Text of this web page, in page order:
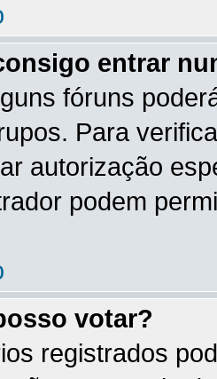
entrar
fóruns
Para
autorização
podem
votar?
registrados